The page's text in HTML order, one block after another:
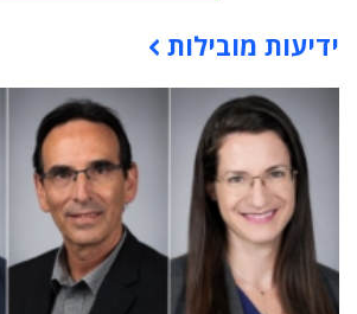
תוכן פרסומי
ידיעות מובילות